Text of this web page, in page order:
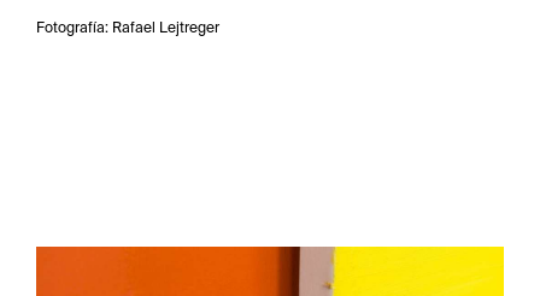
Fotografía: Rafael Lejtreger